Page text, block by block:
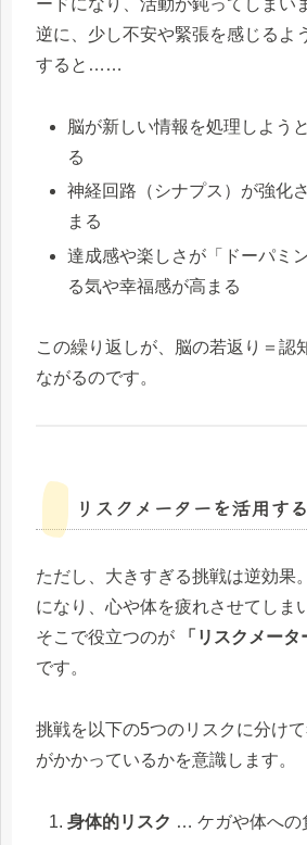
ードになり、活動が鈍ってしまい
逆に、少し不安や緊張を感じるよ
すると……
脳が新しい情報を処理しよう
る
神経回路（シナプス）が強化
まる
達成感や楽しさが「ドーパミ
る気や幸福感が高まる
この繰り返しが、脳の若返り＝認
ながるのです。
リスクメーターを活用する
ただし、大きすぎる挑戦は逆効果
になり、心や体を疲れさせてしま
そこで役立つのが
「リスクメータ
です。
挑戦を以下の5つのリスクに分け
がかかっているかを意識します。
身体的リスク … ケガや体への